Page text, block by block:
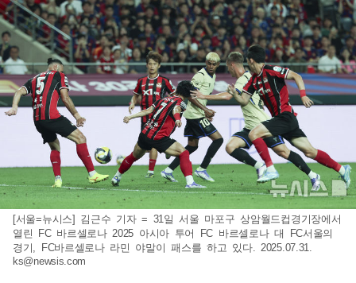
[서울=뉴시스] 김근수 기자 = 31일 서울 마포구 상암월드컵경기장에서
열린 FC 바르셀로나 2025 아시아 투어 FC 바르셀로나 대 FC서울의
경기, FC바르셀로나 라민 야말이 패스를 하고 있다. 2025.07.31.
ks@newsis.com